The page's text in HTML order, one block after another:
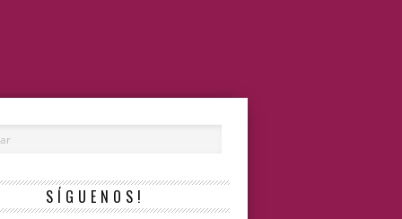
SÍGUENOS!